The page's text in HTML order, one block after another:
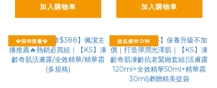
加入購物車 加入購物車
💎限時限量💎 超低價WOW